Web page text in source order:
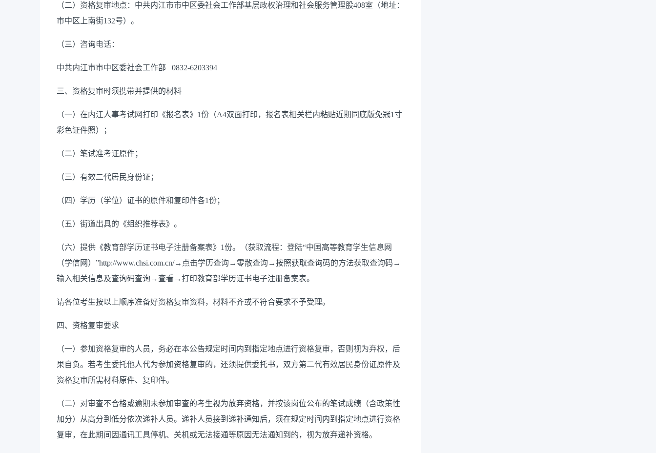
（二）资格复审地点：中共内江市市中区委社会工作部基层政权治理和社会服务管理股408室（地址：
市中区上南街132号）。
（三）咨询电话：
中共内江市市中区委社会工作部 0832-6203394
三、资格复审时须携带并提供的材料
（一）在内江人事考试网打印《报名表》1份（A4双面打印，报名表相关栏内粘贴近期同底版免冠1寸
彩色证件照）；
（二）笔试准考证原件；
（三）有效二代居民身份证；
（四）学历（学位）证书的原件和复印件各1份；
（五）街道出具的《组织推荐表》。
（六）提供《教育部学历证书电子注册备案表》1份。（获取流程：登陆“中国高等教育学生信息网
（学信网）”http://www.chsi.com.cn/→点击学历查询→零散查询→按照获取查询码的方法获取查询码→
输入相关信息及查询码查询→查看→打印教育部学历证书电子注册备案表。
请各位考生按以上顺序准备好资格复审资料，材料不齐或不符合要求不予受理。
四、资格复审要求
（一）参加资格复审的人员，务必在本公告规定时间内到指定地点进行资格复审，否则视为弃权，后
果自负。若考生委托他人代为参加资格复审的，还须提供委托书，双方第二代有效居民身份证原件及
资格复审所需材料原件、复印件。
（二）对审查不合格或逾期未参加审查的考生视为放弃资格，并按该岗位公布的笔试成绩（含政策性
加分）从高分到低分依次递补人员。递补人员接到递补通知后，须在规定时间内到指定地点进行资格
复审，在此期间因通讯工具停机、关机或无法接通等原因无法通知到的，视为放弃递补资格。